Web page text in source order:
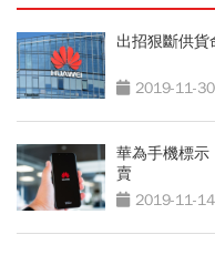
出招狠斷供
2019-11-30
華為手機標示
賣
2019-11-14